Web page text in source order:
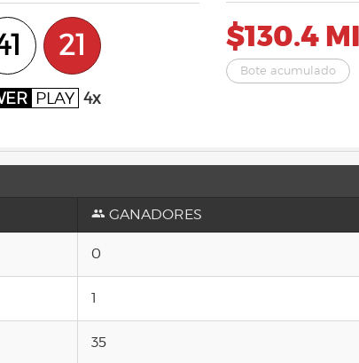
21
PLAY 4x
$130.4
Bote acumulado
GANADORES
0
1
35